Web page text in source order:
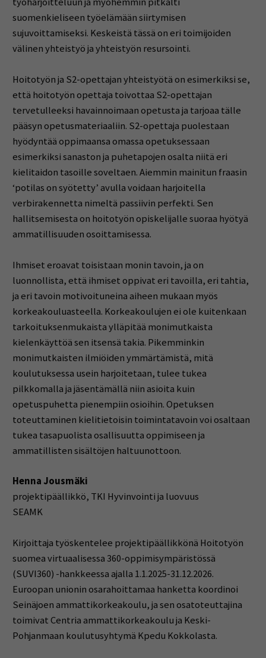
suomenkieliseen työelämään siirtymisen
sujuvoittamiseksi. Keskeistä tässä on eri toimijoiden
välinen yhteistyö ja yhteistyön resursointi.
Hoitotyön ja S2-opettajan yhteistyötä on esimerkiksi se,
että hoitotyön opettaja toivottaa S2-opettajan
tervetulleeksi havainnoimaan opetusta ja tarjoaa tälle
pääsyn opetusmateriaaliin. S2-opettaja puolestaan
hyödyntää oppimaansa omassa opetuksessaan
esimerkiksi sanaston ja puhetapojen osalta niitä eri
kielitaidon tasoille soveltaen. Aiemmin mainitun fraasin
‘potilas on syötetty’ avulla voidaan harjoitella
verbirakennetta nimeltä passiivin perfekti. Sen
hallitsemisesta on hoitotyön opiskelijalle suoraa hyötyä
ammatillisuuden osoittamisessa.
Ihmiset eroavat toisistaan monin tavoin, ja on
luonnollista, että ihmiset oppivat eri tavoilla, eri tahtia,
ja eri tavoin motivoituneina aiheen mukaan myös
korkeakouluasteella. Korkeakoulujen ei ole kuitenkaan
tarkoituksenmukaista ylläpitää monimutkaista
kielenkäyttöä sen itsensä takia. Pikemminkin
monimutkaisten ilmiöiden ymmärtämistä, mitä
koulutuksessa usein harjoitetaan, tulee tukea
pilkkomalla ja jäsentämällä niin asioita kuin
opetuspuhetta pienempiin osioihin. Opetuksen
toteuttaminen kielitietoisin toimintatavoin voi osaltaan
tukea tasapuolista osallisuutta oppimiseen ja
ammatillisten sisältöjen haltuunottoon.
Henna Jousmäki
projektipäällikkö, TKI Hyvinvointi ja luovuus
SEAMK
Kirjoittaja työskentelee projektipäällikkönä Hoitotyön
suomea virtuaalisessa 360-oppimisympäristössä
(SUVI360) -hankkeessa ajalla 1.1.2025-31.12.2026.
Euroopan unionin osarahoittamaa hanketta koordinoi
Seinäjoen ammattikorkeakoulu, ja sen osatoteuttajina
toimivat Centria ammattikorkeakoulu ja Keski-
Pohjanmaan koulutusyhtymä Kpedu Kokkolasta.